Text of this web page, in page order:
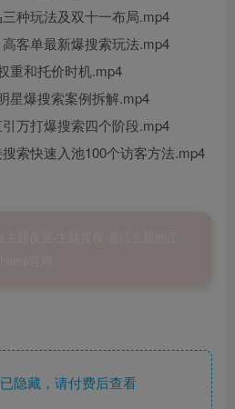
种玩法及双十一布局.mp4
客单最新爆搜索玩法.mp4
重和托价时机.mp4
星爆搜索案例拆解.mp4
万打爆搜索四个阶段.mp4
索快速入池100个访客方法.mp4
隐藏，请付费后查看